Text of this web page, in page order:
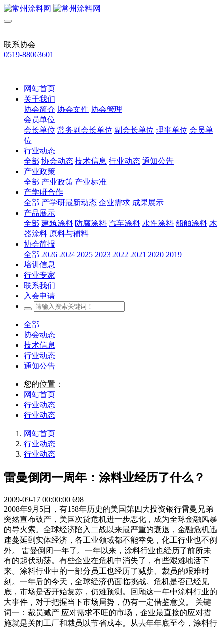
联系协会
0519-88063601
网站首页
关于我们
协会简介 协会文件 协会管理
会员单位
会长单位 常务副会长单位 副会长单位 理事单位 会员单
位
行业动态
全部 协会动态 技术信息 行业动态 通知公告
产业政策
全部 产业政策 产业标准
产学研合作
全部 产学研最新动态 企业需求 成果展示
产品展示
全部 建筑涂料 防腐涂料 汽车涂料 水性涂料 船舶涂料 木
器涂料 原料与辅料
协会简报
全部 2026 2024 2025 2023 2022 2021 2020 2019
培训信息
行业专家
联系我们
入会申请
全部
协会动态
技术信息
行业动态
通知公告
您的位置：
网站首页
行业动态
行业动态
网站首页
行业动态
行业动态
雷曼倒闭一周年：涂料业经历了什么？
2009-09-17 00:00:00 698
2008年9月5日，有158年历史的美国第四大投资银行雷曼兄弟
突然宣布破产，美国次贷危机进一步恶化，成为全球金融风暴
的导火索。全球经济陷入二战以来最严重的衰退，金融危机迅
速蔓延到实体经济，各工业领域都不能幸免，化工行业也不例
外。 雷曼倒闭一年了。一年以来，涂料行业也经历了前所未
有的起伏动荡。有些企业在危机中消失了，有些艰难地活下
来。涂料行业中的一部分员工也经历了减薪、裁员的艰难时
刻。一年后的今天，全球经济仍面临挑战。危机是否已经见
底，市场是否开始复苏，仍难预测。回顾这一年中涂料行业的
大事件，对于把握当下市场局势，仍有一定借鉴意义。 关键
词一：裁员减产 应对需求不旺的市场，企业最直接的应对措
施就是关闭工厂和裁员以节省成本。从去年年底至今，涂料行